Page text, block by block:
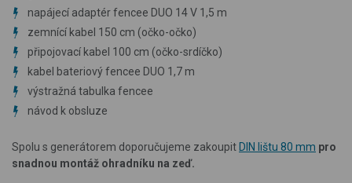
napájecí adaptér fencee DUO 14 V 1,5 m
zemnící kabel 150 cm (očko-očko)
připojovací kabel 100 cm (očko-srdíčko)
kabel bateriový fencee DUO 1,7 m
výstražná tabulka fencee
návod k obsluze
Spolu s generátorem doporučujeme zakoupitDIN lištu 80 mm pro
snadnou montáž ohradníku na zeď.